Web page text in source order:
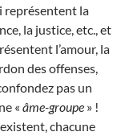
représentent la
la justice, etc., et
l’amour, la
des offenses,
pas un
« âme-groupe » !
chacune